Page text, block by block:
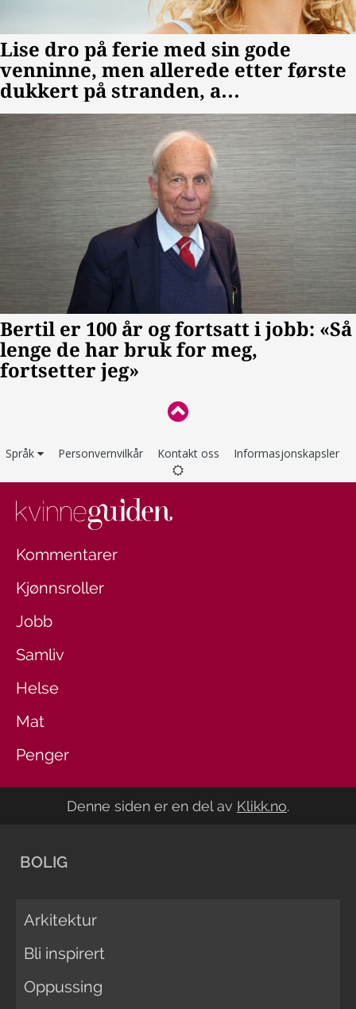
Språk Personvernvilkår Kontakt oss Informasjonskapsler
Kommentarer
Kjønnsroller
Jobb
Samliv
Helse
Mat
Penger
Denne siden er en del av Klikk.no.
BOLIG
Arkitektur
Bli inspirert
Oppussing